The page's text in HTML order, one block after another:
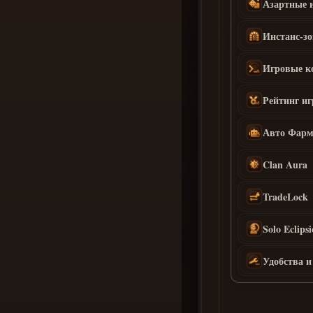
Тату-
Азартные
Инстанс-
Игровые
Рейтинг
Авто Фарм
Clan Aura
TradeLock
Solo
Удобства